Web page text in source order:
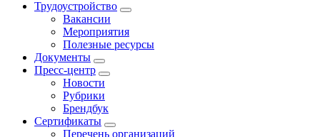
Трудоустройство
Вакансии
Мероприятия
Полезные ресурсы
Документы
Пресс-центр
Новости
Рубрики
Брендбук
Сертификаты
Перечень организаций